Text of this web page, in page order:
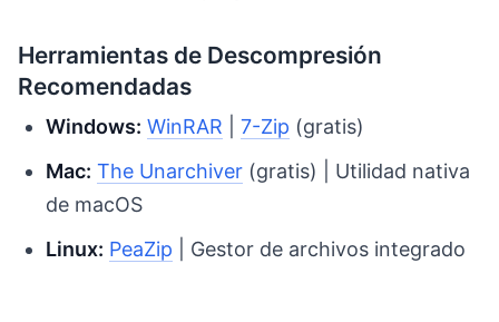
Herramientas de Descompresión
Recomendadas
Windows: WinRAR |7-Zip (gratis)
Mac: The Unarchiver (gratis) | Utilidad nativa
de macOS
Linux: PeaZip | Gestor de archivos integrado